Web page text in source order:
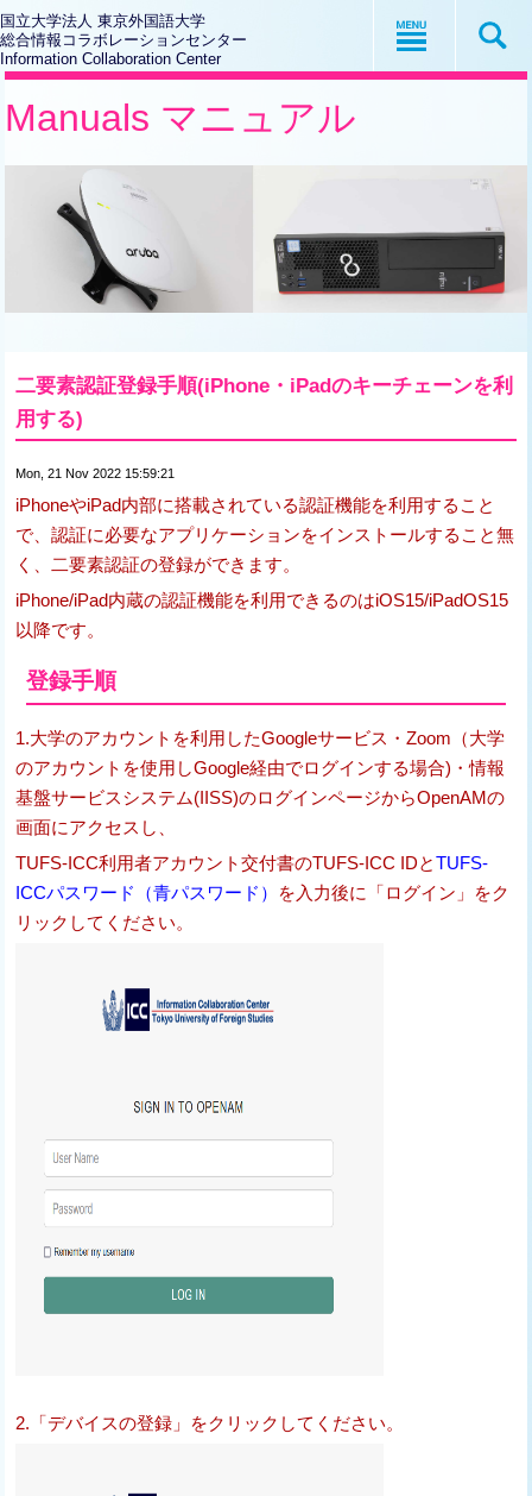
国立大学法人 東京外国語大学
総合情報コラボレーションセンター
Information Collaboration Center
Manuals マニュアル
二要素認証登録手順(iPhone・iPadのキーチェーンを利
用する)
Mon, 21 Nov 2022 15:59:21
iPhoneやiPad内部に搭載されている認証機能を利用すること
で、認証に必要なアプリケーションをインストールすること無
く、二要素認証の登録ができます。
iPhone/iPad内蔵の認証機能を利用できるのはiOS15/iPadOS15
以降です。
登録手順
1.大学のアカウントを利用したGoogleサービス・Zoom（大学
のアカウントを使用しGoogle経由でログインする場合)・情報
基盤サービスシステム(IISS)のログインページからOpenAMの
画面にアクセスし、
TUFS-ICC利用者アカウント交付書のTUFS-ICC IDとTUFS-
ICCパスワード（青パスワード）
を入力後に「ログイン」をク
リックしてください。
2.「デバイスの登録」をクリックしてください。